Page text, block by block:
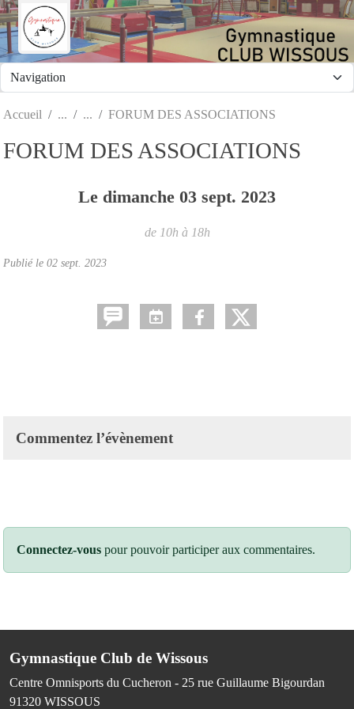
Accueil FORUM DES ASSOCIATIONS
FORUM DES ASSOCIATIONS
Le dimanche 03 sept. 2023
de 10h à 18h
Publié le 02 sept. 2023
Commentez l’évènement
Connectez-vous pour pouvoir participer aux commentaires.
Gymnastique Club de Wissous
Centre Omnisports du Cucheron - 25 rue Guillaume Bigourdan
91320 WISSOUS
Panneau de gestion des cookies